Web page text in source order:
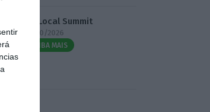
3.º Local Summit
07/10/2026
SAIBA MAIS